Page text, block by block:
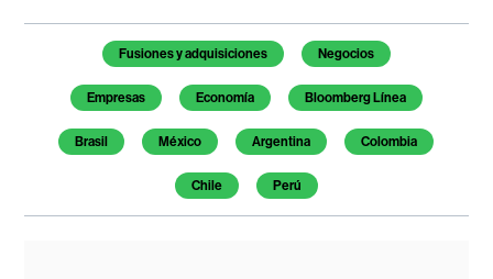
Temas de este artículo
Fusiones y adquisiciones Negocios
Empresas Economía Bloomberg Línea
Brasil México Argentina Colombia
Chile Perú